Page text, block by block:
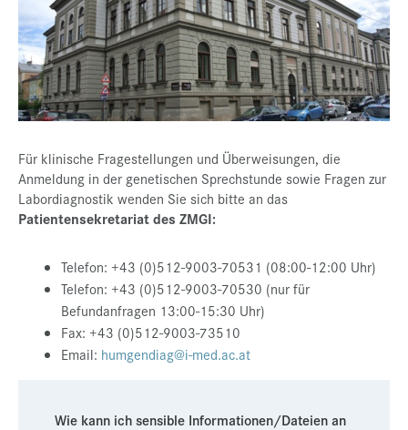
Presse
Jobs
Kontakt
Datenschutz
Service-Links
de |en
Für klinische Fragestellungen und Überweisungen, die
Anmeldung in der genetischen Sprechstunde sowie Fragen zur
Labordiagnostik wenden Sie sich bitte an das
Patientensekretariat des ZMGI:
Telefon: +43 (0)512-9003-70531 (08:00-12:00 Uhr)
Telefon: +43 (0)512-9003-70530 (nur für
Befundanfragen 13:00-15:30 Uhr)
Fax: +43 (0)512-9003-73510
Email: humgendiag@i-med.ac.at
Wie kann ich sensible Informationen/Dateien an